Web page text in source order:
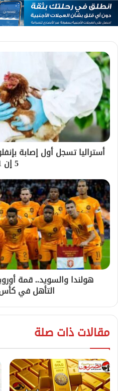
أستراليا تسجل أول إصابة
5 إن 1"
هولندا والسويد.. قمة
التأهل في كأس
مقالات ذات صلة